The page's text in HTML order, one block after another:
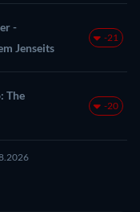
-
Jenseits
-21
The
-20